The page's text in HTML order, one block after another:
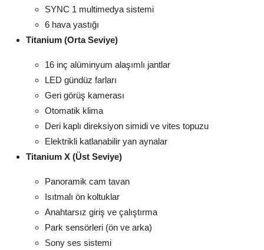
SYNC 1 multimedya sistemi
6 hava yastığı
Titanium (Orta Seviye)
16 inç alüminyum alaşımlı jantlar
LED gündüz farları
Geri görüş kamerası
Otomatik klima
Deri kaplı direksiyon simidi ve vites topuzu
Elektrikli katlanabilir yan aynalar
Titanium X (Üst Seviye)
Panoramik cam tavan
Isıtmalı ön koltuklar
Anahtarsız giriş ve çalıştırma
Park sensörleri (ön ve arka)
Sony ses sistemi